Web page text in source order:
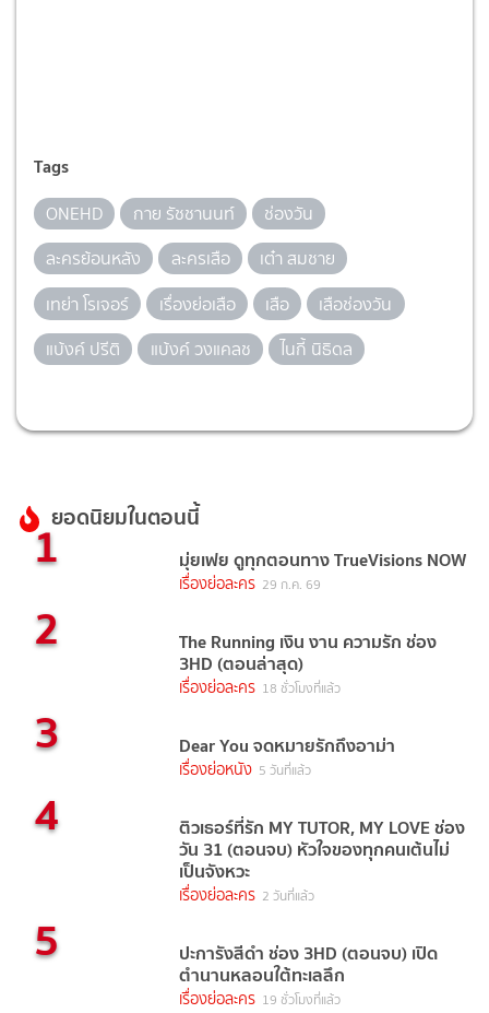
Tags
ONEHD กาย รัชชานนท์
ช่องวัน
ละครย้อนหลัง
ละครเสือ
เต๋า สมชาย
เทย่า โรเจอร์
เรื่องย่อเสือ เสือ
เสือช่องวัน
แบ้งค์ ปรีติ
แบ้งค์ วงแคลช ไนกี้ นิธิดล
ยอดนิยมในตอนนี้
1 มุ่ยเฟย ดูทุกตอนทาง TrueVisions NOW
เรื่องย่อละคร 29 ก.ค. 69
2 The Running เงิน งาน ความรัก ช่อง
3HD (ตอนล่าสุด)
เรื่องย่อละคร 18 ชั่วโมงที่แล้ว
3 Dear You จดหมายรักถึงอาม่า
เรื่องย่อหนัง 5 วันที่แล้ว
4 ติวเธอร์ที่รัก MY TUTOR, MY LOVE ช่อง
วัน 31 (ตอนจบ) หัวใจของทุกคนเต้นไม่
เป็นจังหวะ
เรื่องย่อละคร 2 วันที่แล้ว
5 ปะการังสีดำ ช่อง 3HD (ตอนจบ) เปิด
ตำนานหลอนใต้ทะเลลึก
เรื่องย่อละคร 19 ชั่วโมงที่แล้ว